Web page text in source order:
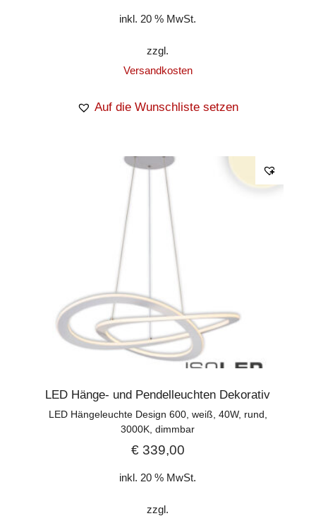
inkl. 20 % MwSt.
zzgl.
Versandkosten
Auf die Wunschliste setzen
LED Hänge- und Pendelleuchten Dekorativ
LED Hängeleuchte Design 600, weiß, 40W, rund,
3000K, dimmbar
€339,00
inkl. 20 % MwSt.
zzgl.